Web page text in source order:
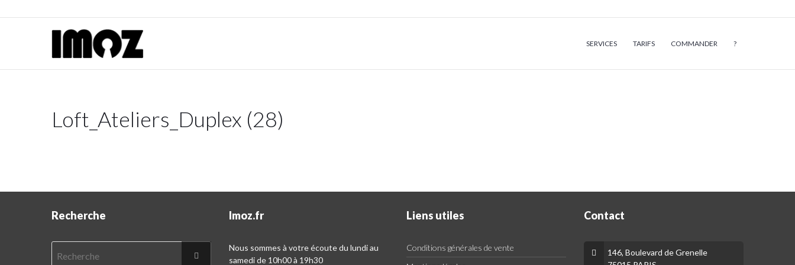
SERVICES TARIFS COMMANDER ?
Loft_Ateliers_Duplex (28)
Recherche Imoz.fr
Nous sommes à votre écoute du lundi au
samedi de 10h00 à 19h30
Liens utiles
Conditions générales de vente
Contact
146, Boulevard de Grenelle